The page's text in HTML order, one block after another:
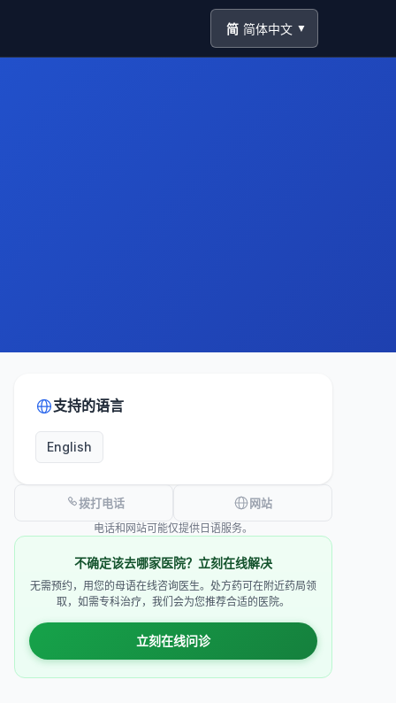
简 简体中文 ▼
支持的语言
English
拨打电话 网站
电话和网站可能仅提供日语服务。
不确定该去哪家医院？立刻在线解决
无需预约，用您的母语在线咨询医生。处方药可在附近药局领
取，如需专科治疗，我们会为您推荐合适的医院。
立刻在线问诊